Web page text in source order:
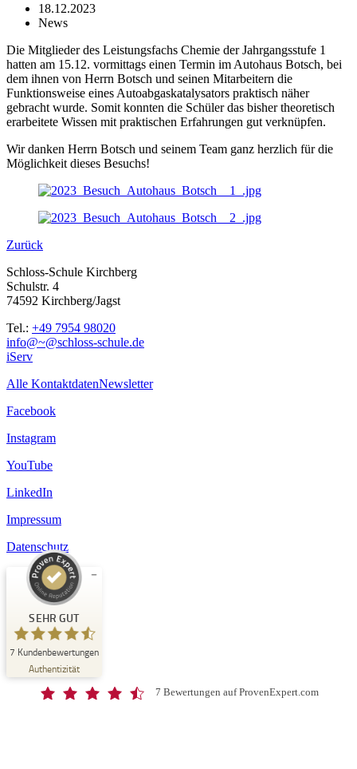
18.12.2023
News
Die Mitglieder des Leistungsfachs Chemie der Jahrgangsstufe 1
hatten am 15.12. vormittags einen Termin im Autohaus Botsch, bei
dem ihnen von Herrn Botsch und seinen Mitarbeitern die
Funktionsweise eines Autoabgaskatalysators praktisch näher
gebracht wurde. Somit konnten die Schüler das bisher theoretisch
erarbeitete Wissen mit praktischen Erfahrungen gut verknüpfen.
Wir danken Herrn Botsch und seinem Team ganz herzlich für die
Möglichkeit dieses Besuchs!
Zurück
Schloss-Schule Kirchberg
Schulstr. 4
74592 Kirchberg/Jagst
Tel.: +49 7954 98020
info@~@schloss-schule.de
iServ
Alle KontaktdatenNewsletter
Facebook
Instagram
YouTube
LinkedIn
Impressum
Datenschutz
SEHR GUT
7 Kundenbewertungen
Authentizität
Kundenbewertungen und Erfahrungen zu
Schloss-Schule Kirchberg
ProvenExpert.com
SEHR GUT
4,67
/
5,00 7 Bewertungen auf ProvenExpert.com